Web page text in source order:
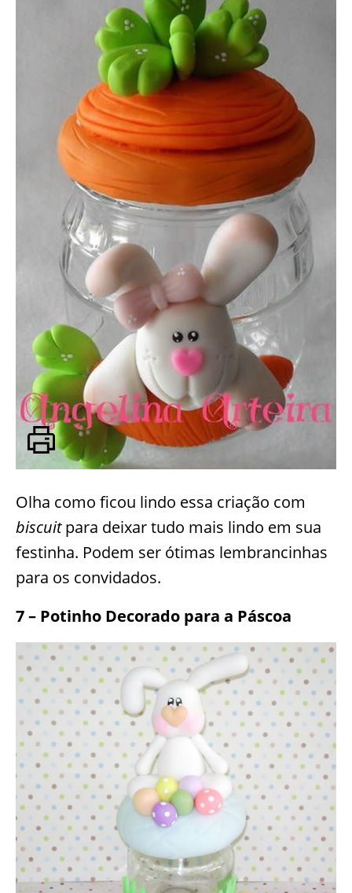
Olha como ficou lindo essa criação com
biscuitpara deixar tudo mais lindo em sua
festinha. Podem ser ótimas lembrancinhas
para os convidados.
7 – Potinho Decorado para a Páscoa